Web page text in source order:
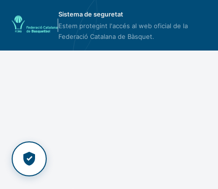
Sistema de seguretat
Estem protegint l'accés al web oficial de la
Federació Catalana de Bàsquet.